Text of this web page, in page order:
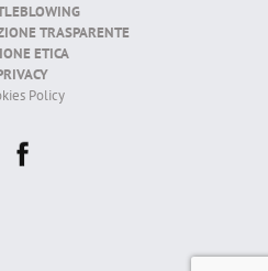
TRASPARENTE
ETICA
Policy